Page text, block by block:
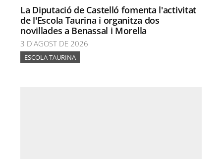
La Diputació de Castelló fomenta l'activitat
de l'Escola Taurina i organitza dos
novillades a Benassal i Morella
3 D'AGOST DE 2026
ESCOLA TAURINA